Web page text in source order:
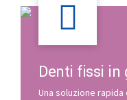
Denti fissi in
Una soluzione